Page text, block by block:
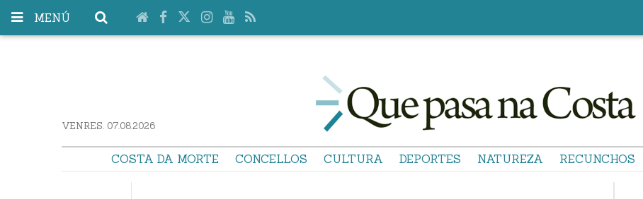
MENÚ
VENRES. 07.08.2026
COSTA DA MORTE CONCELLOS CULTURA DEPORTES NATUREZA RECUNCHOS